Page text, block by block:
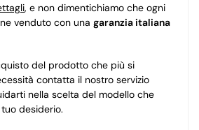
, e non dimentichiamo che ogni
venduto con una garanzia italiana
del prodotto che più si
contatta il nostro servizio
nella scelta del modello che
desiderio.